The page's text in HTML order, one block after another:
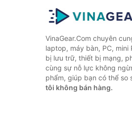
VinaGear.Com chuyên
laptop, máy bàn, PC, mini
bị lưu trữ, thiết bị mạng,
cùng sự nỗ lực không
phẩm, giúp bạn có thể so
tôi không bán hàng.